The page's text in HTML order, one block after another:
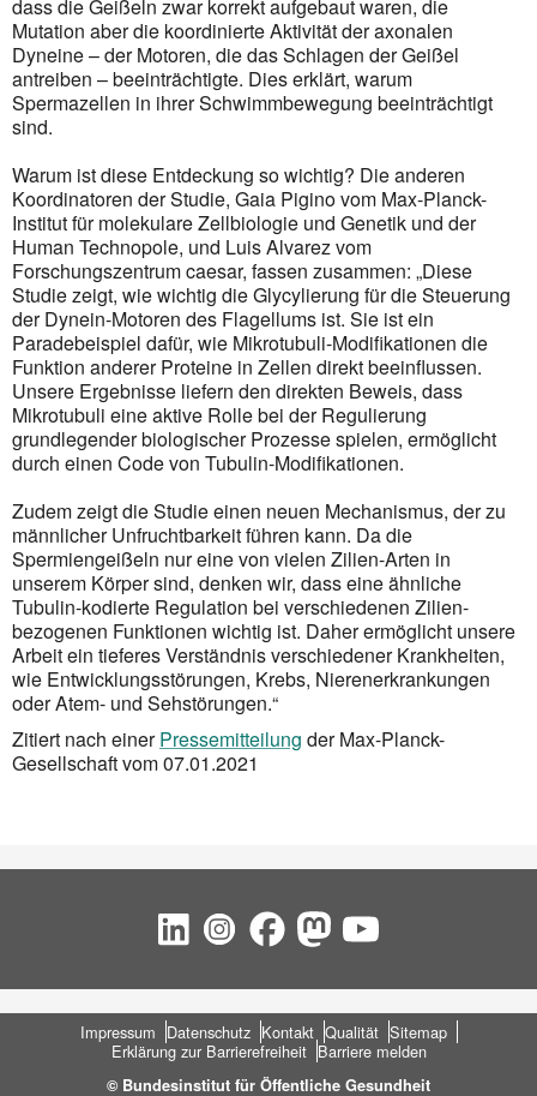
dass die Geißeln zwar korrekt aufgebaut waren, die
Mutation aber die koordi­nierte Aktivität der axonalen
Dyneine – der Motoren, die das Schlagen der Geißel
antreiben ­– beein­trächtigte. Dies erklärt, warum
Spermazellen in ihrer Schwimmbewegung beeinträchtigt
sind.
Warum ist diese Entdeckung so wichtig? Die anderen
Koordinatoren der Studie, Gaia Pigino vom Max-Planck-
Institut für molekulare Zellbiologie und Genetik und der
Human Technopole, und Luis Alvarez vom
Forschungszentrum caesar, fassen zusammen: „Diese
Studie zeigt, wie wichtig die Glycylierung für die Steuerung
der Dynein-Motoren des Flagellums ist. Sie ist ein
Paradebeispiel dafür, wie Mikrotubuli-Modifikationen die
Funktion anderer Proteine in Zellen direkt beeinflussen.
Unsere Ergebnisse liefern den direkten Beweis, dass
Mikrotubuli eine aktive Rolle bei der Regulierung
grundlegender biologischer Prozesse spielen, ermöglicht
durch einen Code von Tubulin-Modifikationen.
Zudem zeigt die Studie einen neuen Mechanismus, der zu
männlicher Unfruchtbarkeit führen kann. Da die
Spermiengeißeln nur eine von vielen Zilien-Arten in
unserem Körper sind, denken wir, dass eine ähnliche
Tubulin-kodierte Regulation bei verschiedenen Zilien-
bezogenen Funktionen wichtig ist. Daher ermöglicht unsere
Arbeit ein tieferes Verständnis verschiedener Krankheiten,
wie Entwicklungs­störun­gen, Krebs, Nierenerkrankungen
oder Atem- und Sehstörungen.“
Zitiert nach einerPressemitteilung der Max-Planck-
Gesellschaft vom 07.01.2021
Social Bookmarks
FußbereichImpressum Datenschutz Kontakt Qualität Sitemap
Erklärung zur Barrierefreiheit Barriere melden
© Bundesinstitut für Öffentliche Gesundheit